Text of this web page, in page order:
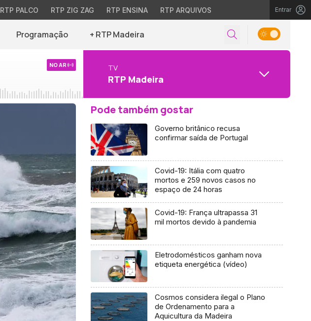
RTP PALCO RTP ZIG ZAG RTP ENSINA RTP ARQUIVOS Entrar
Programação + RTP Madeira
NO AR TV
RTP Madeira
Pode também gostar
Governo britânico recusa
confirmar saída de Portugal
Covid-19: Itália com quatro
mortos e 259 novos casos no
espaço de 24 horas
Covid-19: França ultrapassa 31
mil mortos devido à pandemia
Eletrodomésticos ganham nova
etiqueta energética (vídeo)
Cosmos considera ilegal o Plano
de Ordenamento para a
Aquicultura da Madeira